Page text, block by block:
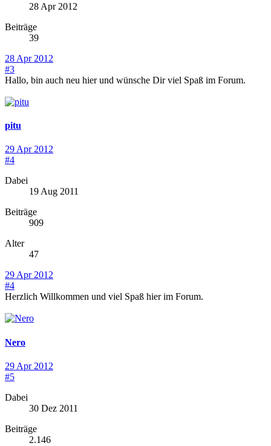
28 Apr 2012
Beiträge
39
28 Apr 2012
#3
Hallo, bin auch neu hier und wünsche Dir viel Spaß im Forum.
pitu
29 Apr 2012
#4
Dabei
19 Aug 2011
Beiträge
909
Alter
47
29 Apr 2012
#4
Herzlich Willkommen und viel Spaß hier im Forum.
Nero
29 Apr 2012
#5
Dabei
30 Dez 2011
Beiträge
2.146